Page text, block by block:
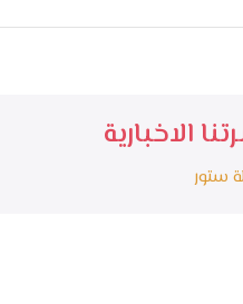
الاخبارية
ستور